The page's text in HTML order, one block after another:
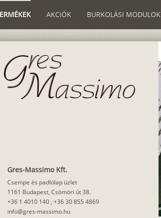
AKCIÓK BURKOLÁSI MODULOK
Gres-Massimo Kft.
Csempe és padlólap üzlet
1161 Budapest, Csömöri út 38.
+36 1 4010 140 , +36 30 855 4869
info@gres-massimo.hu